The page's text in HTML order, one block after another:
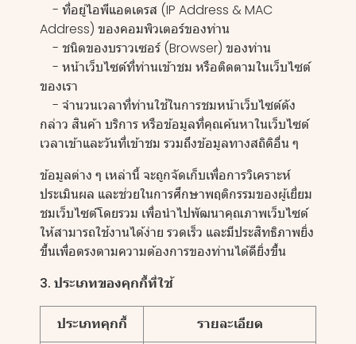
- ที่อยู่ไอพีแอดเดรส (IP Address & MAC
Address) ของคอมพิวเตอร์ของท่าน
- ชนิดของบราวเซอร์ (Browser) ของท่าน
- หน้าเว็บไซต์ที่ท่านเข้าชม หรือติดตามในเว็บไซต์
ของเรา
- จำนวนเวลาที่ท่านใช้ในการชมหน้าเว็บไซต์ดัง
กล่าว สินค้า บริการ หรือข้อมูลที่คุณค้นหาในเว็บไซต์
เวลาเข้าและวันที่เข้าชม รวมถึงข้อมูลทางสถิติอื่น ๆ
ข้อมูลต่าง ๆ เหล่านี้ จะถูกจัดเก็บเพื่อการวิเคราะห์
ประเมินผล และช่วยในการศึกษาพฤติกรรมของผู้เยี่ยม
ชมเว็บไซต์โดยรวม เพื่อนำไปพัฒนาคุณภาพเว็บไซต์
ให้สามารถใช้งานได้ง่าย รวดเร็ว และมีประสิทธิภาพยิ่ง
ขึ้นเพื่อตรงตามความต้องการของท่านได้ดียิ่งขึ้น
3. ประเภทของคุกกี้ที่ใช้
ประเภทคุกกี้ รายละเอียด